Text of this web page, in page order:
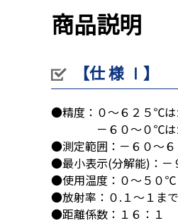
商品説明
【仕 様 Ⅰ】
●精度：０～６２５℃
－６０～０℃は±[
●測定範囲：－６０～
●最小表示(分解能)：
●使用温度：０～５０℃
●放射率：０.１～１ま
●距離係数：１６：１